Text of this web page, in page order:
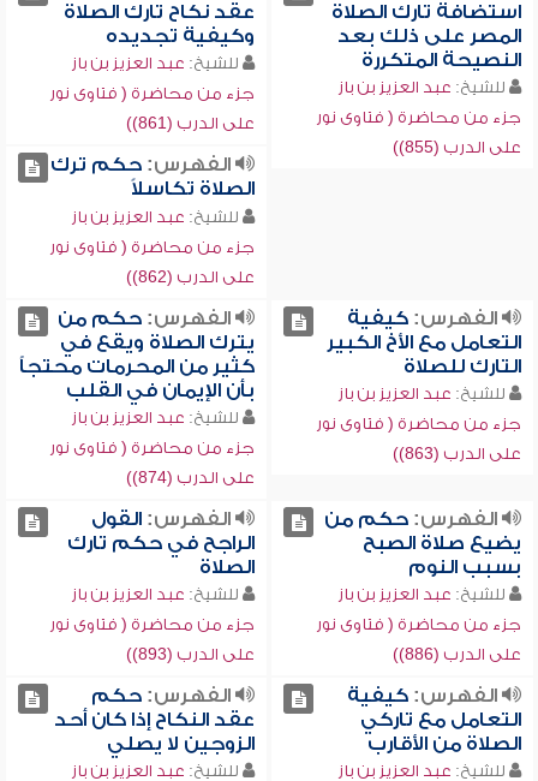
استضافة تارك الصلاة
المصر على ذلك بعد
النصيحة المتكررة
للشيخ: عبد العزيز بن باز
جزء من محاضرة ( فتاوى نور
على الدرب (855))
عقد نكاح تارك الصلاة
وكيفية تجديده
للشيخ: عبد العزيز بن باز
جزء من محاضرة ( فتاوى نور
على الدرب (861))
الفهرس:حكم ترك
الصلاة تكاسلاً
للشيخ: عبد العزيز بن باز
جزء من محاضرة ( فتاوى نور
على الدرب (862))
الفهرس:كيفية
التعامل مع الأخ الكبير
التارك للصلاة
للشيخ: عبد العزيز بن باز
جزء من محاضرة ( فتاوى نور
على الدرب (863))
الفهرس:حكم من
يترك الصلاة ويقع في
كثير من المحرمات محتجاً
بأن الإيمان في القلب
للشيخ: عبد العزيز بن باز
جزء من محاضرة ( فتاوى نور
على الدرب (874))
الفهرس:حكم من
يضيع صلاة الصبح
بسبب النوم
للشيخ: عبد العزيز بن باز
جزء من محاضرة ( فتاوى نور
على الدرب (886))
الفهرس:القول
الراجح في حكم تارك
الصلاة
للشيخ: عبد العزيز بن باز
جزء من محاضرة ( فتاوى نور
على الدرب (893))
الفهرس:كيفية
التعامل مع تاركي
الصلاة من الأقارب
للشيخ: عبد العزيز بن باز
الفهرس:حكم
عقد النكاح إذا كان أحد
الزوجين لا يصلي
للشيخ: عبد العزيز بن باز